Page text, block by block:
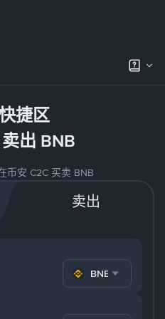
捷区
出 BNB
币安 C2C 买卖 BNB
卖出
BNB